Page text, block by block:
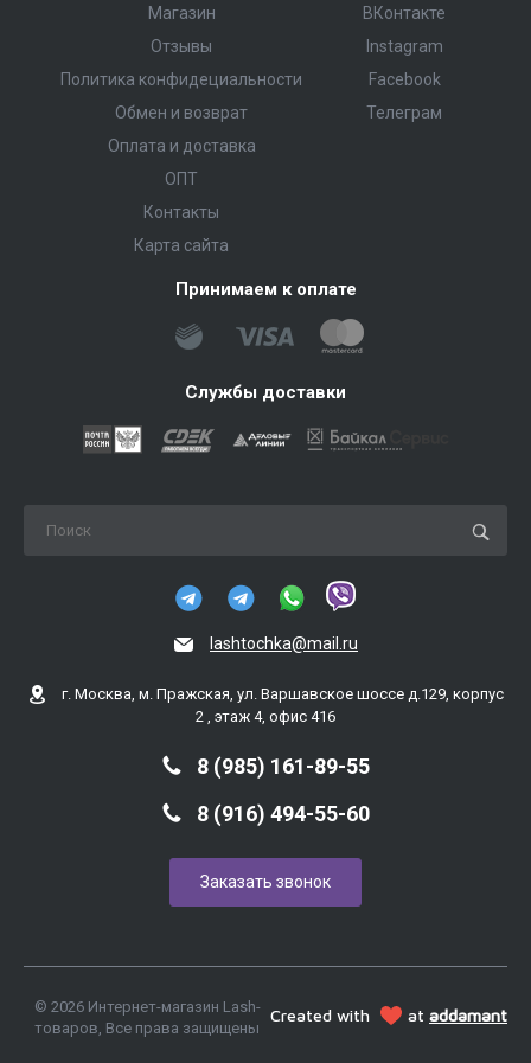
Магазин
Отзывы
Политика конфидециальности
Обмен и возврат
Оплата и доставка
ОПТ
Контакты
Карта сайта
ВКонтакте
Instagram
Facebook
Телеграм
Принимаем к оплате
Службы доставки
lashtochka@mail.ru
г. Москва, м. Пражская, ул. Варшавское шоссе д.129, корпус
2 , этаж 4, офис 416
8 (985) 161-89-55
8 (916) 494-55-60
Заказать звонок
© 2026 Интернет-магазин Lash-
товаров, Все права защищены
Created with at addamant